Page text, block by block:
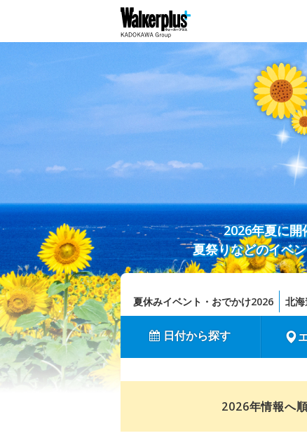
2026年夏に開
夏祭りなどのイベ
夏休みイベント・おでかけ2026 北
日付から探す
2026年情報へ